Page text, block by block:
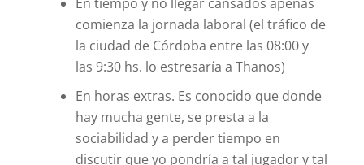
comienza la jornada laboral (el tráfico de
la ciudad de Córdoba entre las 08:00 y
las 9:30 hs. lo estresaría a Thanos)
En horas extras. Es conocido que donde
hay mucha gente, se presta a la
sociabilidad y a perder tiempo en
discutir que yo pondría a tal jugador y tal